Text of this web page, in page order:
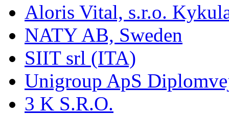
Aloris Vital, s.r.o.
NATY AB, Sweden
SIIT srl (ITA)
Unigroup ApS
3 K S.R.O.